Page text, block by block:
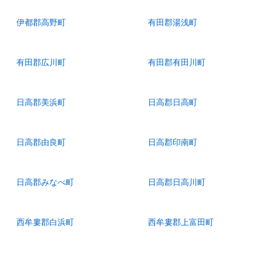
伊都郡高野町 有田郡湯浅町
有田郡広川町 有田郡有田川町
日高郡美浜町 日高郡日高町
日高郡由良町 日高郡印南町
日高郡みなべ町 日高郡日高川町
西牟婁郡白浜町 西牟婁郡上富田町